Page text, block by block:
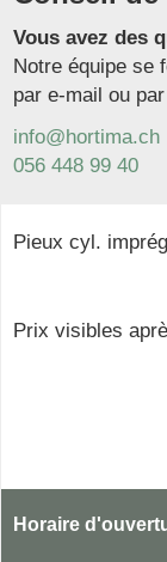
Vous avez des
Notre équipe se
par e-mail ou
info@hortima.ch
056 448 99 40
Pieux cyl.
Prix visibles
Horaire